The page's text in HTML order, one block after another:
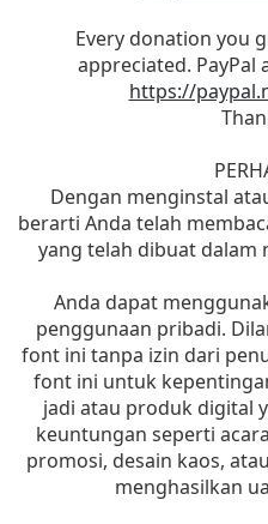
Every donation you
appreciated.
https://
Dengan menginstal
berarti Anda telah
yang telah dibuat dalam
Anda dapat
penggunaan pribadi.
font ini tanpa izin dari
font ini untuk
jadi atau produk digital
keuntungan seperti
promosi, desain kaos,
menghasilkan